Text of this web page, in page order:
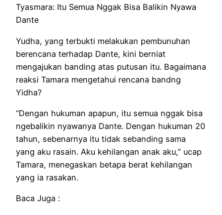
Tyasmara: Itu Semua Nggak Bisa Balikin Nyawa
Dante
Yudha, yang terbukti melakukan pembunuhan
berencana terhadap Dante, kini berniat
mengajukan banding atas putusan itu. Bagaimana
reaksi Tamara mengetahui rencana bandng
Yidha?
“Dengan hukuman apapun, itu semua nggak bisa
ngebalikin nyawanya Dante. Dengan hukuman 20
tahun, sebenarnya itu tidak sebanding sama
yang aku rasain. Aku kehilangan anak aku,” ucap
Tamara, menegaskan betapa berat kehilangan
yang ia rasakan.
Baca Juga :